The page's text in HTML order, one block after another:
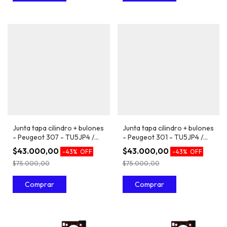
Junta tapa cilindro + bulones
- Peugeot 307 - TU5JP4 /
EC5 1.6 16V
$43.000,00 -43% OFF
$75.000,00
Junta tapa cilindro + bulones
- Peugeot 301 - TU5JP4 /
EC5 1.6 16V
$43.000,00 -43% OFF
$75.000,00